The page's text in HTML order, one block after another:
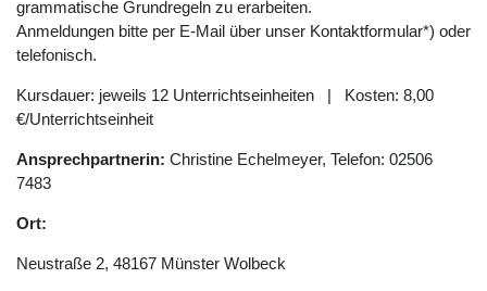
grammatische Grundregeln zu erarbeiten.
Anmeldungen bitte per E-Mail über unser Kontaktformular*) oder
telefonisch.
Kursdauer: jeweils 12 Unterrichtseinheiten | Kosten: 8,00
€/Unterrichtseinheit
Ansprechpartnerin: Christine Echelmeyer, Telefon: 02506
7483
Ort:
Neustraße 2, 48167 Münster Wolbeck